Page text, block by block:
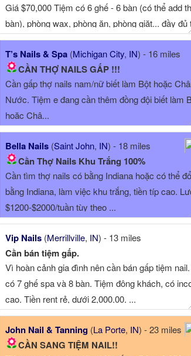
Giá $70,000 Tiệm có 6 ghế - 6 bàn (có thể add
bàn), phòng wax, phòng ăn, phòng giặt... đầy đủ
T’s Nails & Spa (Michigan City, IN) - 16 miles
CẦN THỢ NAILS GẤP !!!
Cần gấp thợ nails nam/nữ biết làm Bột hoặc
Nước. Tiệm e đang cần thêm đồng đội biết làm
hoặc Châ...
Bella Nails (Saint John, IN) - 18 miles
Cần Thợ Nails Khu Trắng 100%
Cần tìm thợ nails có bằng Indiana hoặc có thể
bằng Indiana, làm việc khu trắng, tiền típ cao.
$1200-$2000/tuần tùy theo ...
Vip Nails (Merrillville, IN) - 13 miles
Cần bán tiệm gấp.
Vì hoàn cảnh gia đình nên cần bán gấp tiệm
có 7 ghế spa và 8 bàn. Tiệm đông khách, có
cao. Tiền rent rẻ, dưới 2,000.00. ...
John Nail & Tanning (La Porte, IN) - 23 miles
CẦN SANG TIỆM NAIL!!